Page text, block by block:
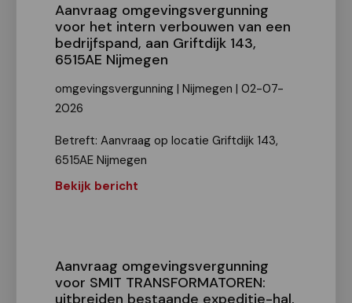
Aanvraag omgevingsvergunning
voor het intern verbouwen van een
bedrijfspand, aan Griftdijk 143,
6515AE Nijmegen
omgevingsvergunning | Nijmegen | 02-07-
2026
Betreft: Aanvraag op locatie Griftdijk 143,
6515AE Nijmegen
Bekijk bericht
Aanvraag omgevingsvergunning
voor SMIT TRANSFORMATOREN:
uitbreiden bestaande expeditie-hal,